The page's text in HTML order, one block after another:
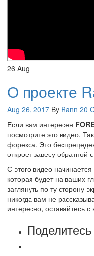
26 Aug
О проекте
Aug 26, 2017 By Rann 20
Если вам интересен
посмотрите это видео.
форекса. Это
откроет завесу обратной
С этого видео
которая будет на ваших
заглянуть по ту сторону
никогда вам не
интересно, оставайтесь